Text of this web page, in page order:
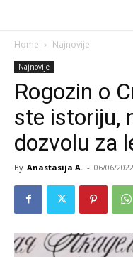
Home Najnovije
Najnovije
Rogozin o
ste istoriju,
dozvolu za
By Anastasija A. - 06/06/2022